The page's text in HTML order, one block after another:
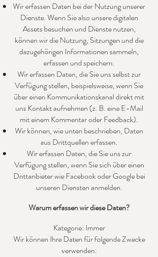
Wir erfassen Daten bei der Nutzung unserer
Dienste. Wenn Sie also unsere digitalen
Assets besuchen und Dienste nutzen,
können wir die Nutzung, Sitzungen und die
dazugehörigen Informationen sammeln,
erfassen und speichern.
Wir erfassen Daten, die Sie uns selbst zur
Verfügung stellen, beispielsweise, wenn Sie
über einen Kommunikationskanal direkt mit
uns Kontakt aufnehmen (z. B. eine E-Mail
mit einem Kommentar oder Feedback).
Wir können, wie unten beschrieben, Daten
aus Drittquellen erfassen.
Wir erfassen Daten, die Sie uns zur
Verfügung stellen, wenn Sie sich über einen
Drittanbieter wie Facebook oder Google bei
unseren Diensten anmelden.
Warum erfassen wir diese Daten?
Kategorie: Immer
Wir können Ihre Daten für folgende Zwecke
verwenden: